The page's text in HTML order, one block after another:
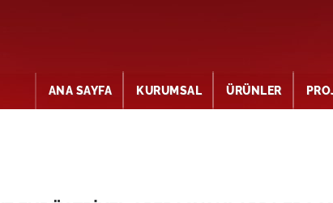
ANA SAYFA KURUMSAL ÜRÜNLER